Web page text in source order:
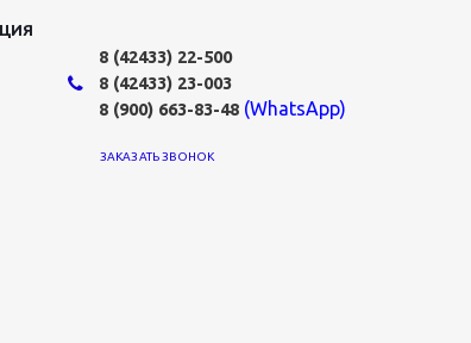
8 (42433) 22-500
8 (42433) 23-003
8 (900) 663-83-48 (WhatsApp)
ЗАКАЗАТЬ ЗВОНОК